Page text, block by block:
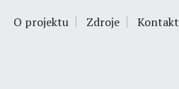
O projektu Zdroje Kontakt